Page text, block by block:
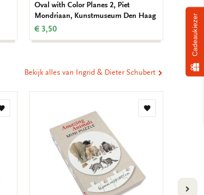
Oval with Color Planes 2, Piet
Mondriaan, Kunstmuseum Den Haag
€ 3,50
€ 3,50
Bekijk alles van Ingrid & Dieter Schubert
Toevoegen
Toevoegen
Cadeaukiezer